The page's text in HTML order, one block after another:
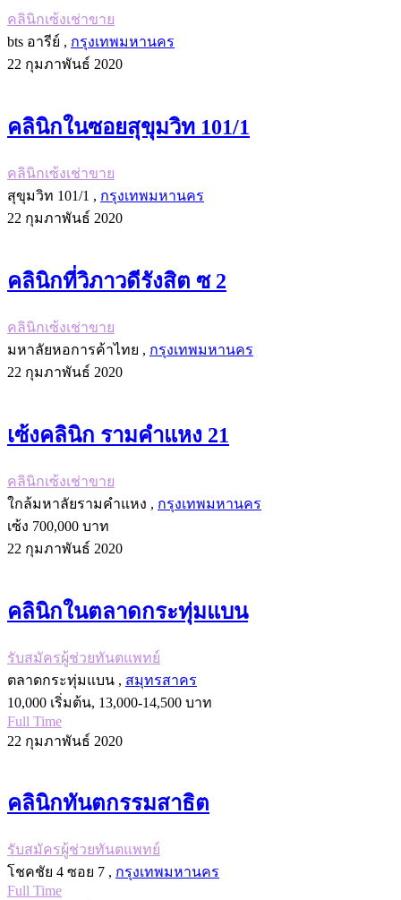
คลินิกเซ้งเช่าขาย
bts อารีย์ , กรุงเทพมหานคร
22 กุมภาพันธ์ 2020
คลินิกในซอยสุขุมวิท 101/1
คลินิกเซ้งเช่าขาย
สุขุมวิท 101/1 , กรุงเทพมหานคร
22 กุมภาพันธ์ 2020
คลินิกที่วิภาวดีรังสิต ซ 2
คลินิกเซ้งเช่าขาย
มหาลัยหอการค้าไทย , กรุงเทพมหานคร
22 กุมภาพันธ์ 2020
เซ้งคลินิก รามคำแหง 21
คลินิกเซ้งเช่าขาย
ใกล้มหาลัยรามคำแหง , กรุงเทพมหานคร
เซ้ง 700,000 บาท
22 กุมภาพันธ์ 2020
คลินิกในตลาดกระทุ่มแบน
รับสมัครผู้ช่วยทันตแพทย์
ตลาดกระทุ่มแบน , สมุทรสาคร
10,000 เริ่มต้น, 13,000-14,500 บาท
Full Time
22 กุมภาพันธ์ 2020
คลินิกทันตกรรมสาธิต
รับสมัครผู้ช่วยทันตแพทย์
โชคชัย 4 ซอย 7 , กรุงเทพมหานคร
Full Time